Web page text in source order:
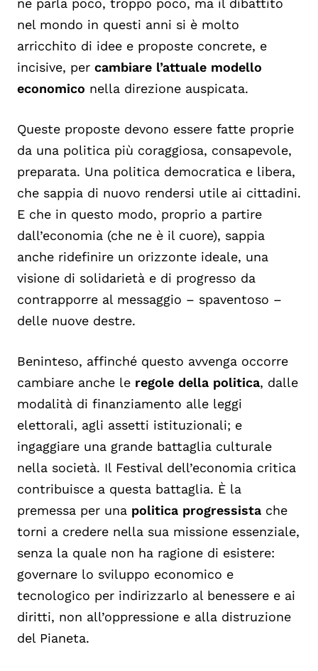
nel mondo in questi anni si è molto
arricchito di idee e proposte concrete, e
incisive, per cambiare l’attuale modello
economico nella direzione auspicata.
Queste proposte devono essere fatte proprie
da una politica più coraggiosa, consapevole,
preparata. Una politica democratica e libera,
che sappia di nuovo rendersi utile ai cittadini.
E che in questo modo, proprio a partire
dall’economia (che ne è il cuore), sappia
anche ridefinire un orizzonte ideale, una
visione di solidarietà e di progresso da
contrapporre al messaggio – spaventoso –
delle nuove destre.
Beninteso, affinché questo avvenga occorre
cambiare anche le regole della politica, dalle
modalità di finanziamento alle leggi
elettorali, agli assetti istituzionali; e
ingaggiare una grande battaglia culturale
nella società. Il Festival dell’economia critica
contribuisce a questa battaglia. È la
premessa per una politica progressista che
torni a credere nella sua missione essenziale,
senza la quale non ha ragione di esistere:
governare lo sviluppo economico e
tecnologico per indirizzarlo al benessere e ai
diritti, non all’oppressione e alla distruzione
del Pianeta.